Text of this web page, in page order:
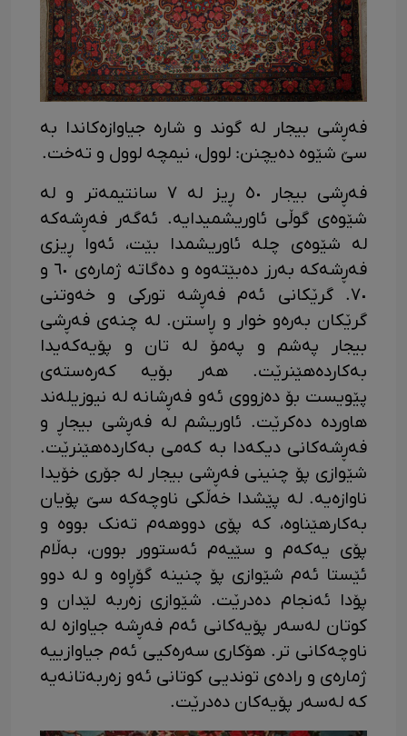
فەڕشی بیجار لە گوند و شارە جیاوازەکاندا بە
سێ شێوە دەیچنن: لوول، نیمچە لوول و تەخت.
فەڕشی بیجار ٥٠ ڕیز لە ٧ سانتیمەتر و لە
شێوەی گوڵی ئاوریشمیدایە. ئەگەر فەڕشەکە
لە شێوەی چله ئاوریشمدا بێت، ئەوا ڕیزی
فەڕشەکە بەرز دەبێتەوە و دەگاتە ژمارەی ٦٠ و
٧٠. گرێکانی ئەم فەڕشە تورکی و خەوتنی
گرێکان بەرەو خوار و ڕاستن. لە چنەی فەڕشی
بیجار پەشم و پەمۆ لە تان و پۆیەکەیدا
بەکاردەهێنرێت. هەر بۆیە کەرەستەی
پێویست بۆ دەزووی ئەو فەڕشانە لە نیوزیلەند
هاوردە دەکرێت. ئاوریشم لە فەڕشی بیجاڕ و
فەڕشەکانی دیکەدا بە کەمی بەکاردەهێنرێت.
شێوازی پۆ چنینی فەڕشی بیجار لە جۆری خۆیدا
ناوازەیە. لە پێشدا خەڵکی ناوچەکە سێ پۆیان
بەکارهێناوە، کە پۆی دووهەم تەنک بووە و
پۆی یەکەم و سێیەم ئەستوور بوون، بەڵام
ئێستا ئەم شێوازی پۆ چنینە گۆڕاوە و لە دوو
پۆدا ئەنجام دەدرێت. شێوازی زەربە لێدان و
کوتان لەسەر پۆیەکانی ئەم فەڕشە جیاوازە لە
ناوچەکانی تر. هۆکاری سەرەکیی ئەم جیاوازییە
ژمارەی و رادەی توندیی کوتانی ئەو زەربەتانەیە
کە لەسەر پۆیەکان دەدرێت.